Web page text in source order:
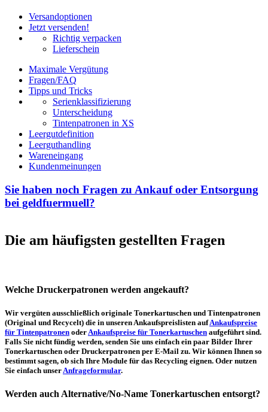
Versandoptionen
Jetzt versenden!
Richtig verpacken
Lieferschein
Maximale Vergütung
Fragen/FAQ
Tipps und Tricks
Serienklassifizierung
Unterscheidung
Tintenpatronen in XS
Leergutdefinition
Leerguthandling
Wareneingang
Kundenmeinungen
Sie haben noch Fragen zu Ankauf oder Entsorgung
bei geldfuermuell?
Die am häufigsten gestellten Fragen
Welche Druckerpatronen werden angekauft?
Wir vergüten ausschließlich originale Tonerkartuschen und Tintenpatronen
(Original und Recycelt) die in unseren Ankaufspreislisten aufAnkaufspreise
für Tintenpatronen oder Ankaufspreise für Tonerkartuschen aufgeführt sind.
Falls Sie nicht fündig werden, senden Sie uns einfach ein paar Bilder Ihrer
Tonerkartuschen oder Druckerpatronen per E-Mail zu. Wir können Ihnen so
bestimmt sagen, ob sich Ihre Module für das Recycling eignen. Oder nutzen
Sie einfach unser Anfrageformular.
Werden auch Alternative/No-Name Tonerkartuschen entsorgt?